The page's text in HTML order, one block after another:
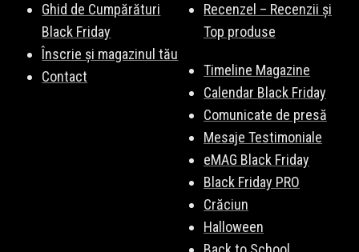
Ghid de Cumpărături
Black Friday
Înscrie și magazinul tău
Contact
Recenzel – Recenzii și
Top produse
Timeline Magazine
Calendar Black Friday
Comunicate de presă
Mesaje Testimoniale
eMAG Black Friday
Black Friday PRO
Crăciun
Halloween